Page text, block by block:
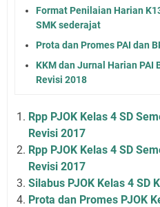
Format Penilaian Harian
SMK sederajat
Prota dan Promes PAI dan
KKM dan Jurnal Harian PAI
Revisi 2018
Rpp PJOK Kelas 4 SD
Revisi 2017
Rpp PJOK Kelas 4 SD
Revisi 2017
Silabus PJOK Kelas 4 SD
Prota dan Promes PJOK